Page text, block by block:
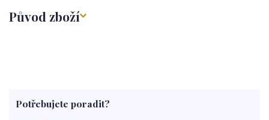
Původ zboží
Potřebujete poradit?